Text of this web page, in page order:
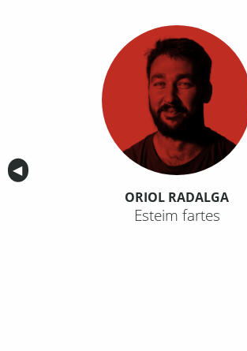
Anterior
◀︎
ORIOL RADALGA
Esteim fartes